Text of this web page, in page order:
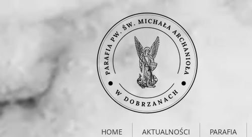
HOME AKTUALNOŚCI PARAFIA